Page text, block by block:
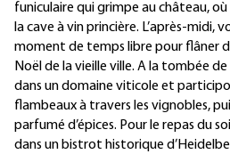
funiculaire qui grimpe au château,
la cave à vin princière. L’après-midi,
moment de temps libre pour flâner
Noël de la vieille ville. A la tombée
dans un domaine viticole et
flambeaux à travers les vignobles,
parfumé d’épices. Pour le repas du
dans un bistrot historique